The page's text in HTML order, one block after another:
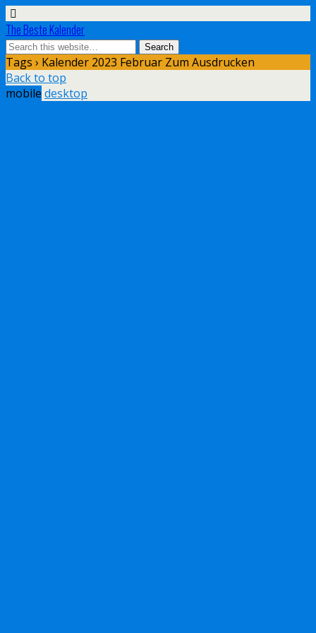
The Beste Kalender
Tags › Kalender 2023 Februar Zum Ausdrucken
Back to top
mobile desktop